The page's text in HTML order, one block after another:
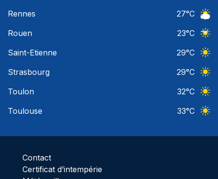
Rennes
27°C
Rouen
23°C
Saint-Etienne
29°C
Strasbourg
29°C
Toulon
32°C
Toulouse
33°C
Contact
Certificat d’intempérie